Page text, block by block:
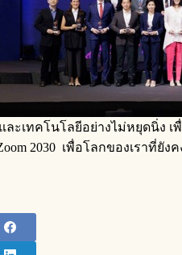
เทคโนโลยีอย่างไม่หยุดนิ่ง
Zoom 2030 เพื่อโลกของเร